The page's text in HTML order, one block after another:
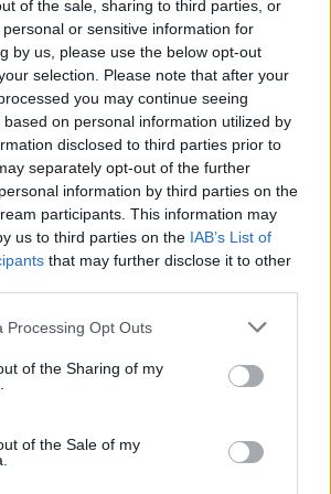
of the sale, sharing to third parties, or
or sensitive information for
by us, please use the below opt-out
selection. Please note that after your
you may continue seeing
on personal information utilized by
disclosed to third parties prior to
separately opt-out of the further
information by third parties on the
participants. This information may
us to third parties on the IAB’s List of
that may further disclose it to other
Processing Opt Outs
of the Sharing of my
of the Sale of my
τίποτα δεν άλλαξε,
Αθανασιάδης, Τεχέρο,
Φαντιγκά, Μόντσου, Ράτσιτς
(70′ Ντουντού), Παναγίδης
Μισεχουί (46′ Γένσεν), Μορόν.
(Αναστασίου):Ζίβκοβιτς,
Ουνάι Γκαρσία, Σιέλης,
Σατσιάς (72′ Εστέμπαν),
Μίχαλακ (46′
(86′ Σμυρλής), Άλεξιτς